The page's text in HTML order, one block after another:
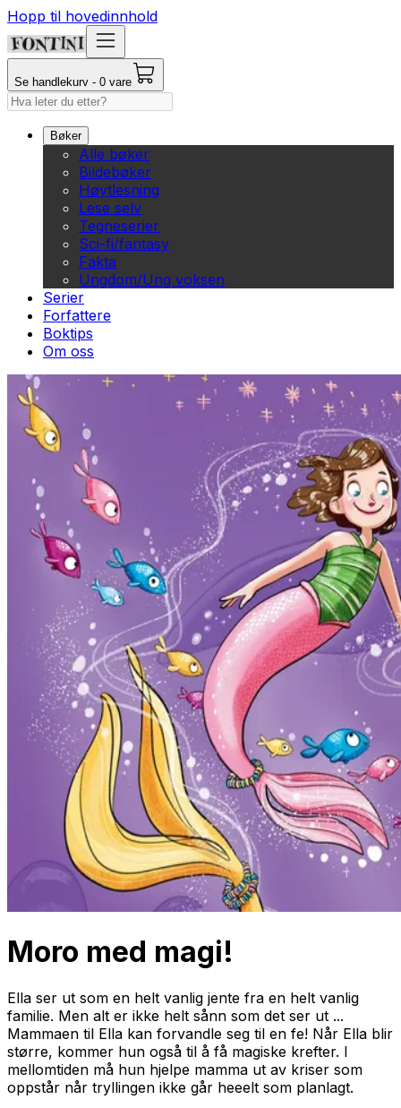
Hopp til hovedinnhold
Se handlekurv - 0 vare
Bøker
Alle bøker
Bildebøker
Høytlesning
Lese selv
Tegneserier
Sci-fi/fantasy
Fakta
Ungdom/Ung voksen
Serier
Forfattere
Boktips
Om oss
Moro med magi!
Ella ser ut som en helt vanlig jente fra en helt vanlig
familie. Men alt er ikke helt sånn som det ser ut ...
Mammaen til Ella kan forvandle seg til en fe! Når Ella blir
større, kommer hun også til å få magiske krefter. I
mellomtiden må hun hjelpe mamma ut av kriser som
oppstår når tryllingen ikke går heeelt som planlagt.